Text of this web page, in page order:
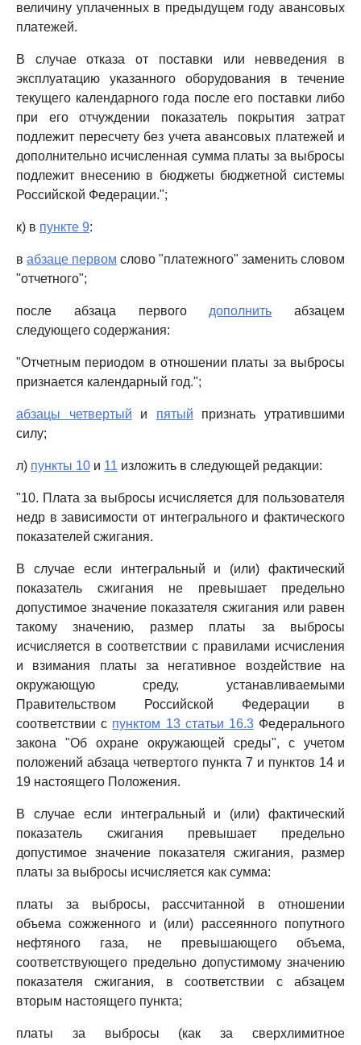
величину уплаченных в предыдущем году авансовых
платежей.
В случае отказа от поставки или невведения в
эксплуатацию указанного оборудования в течение
текущего календарного года после его поставки либо
при его отчуждении показатель покрытия затрат
подлежит пересчету без учета авансовых платежей и
дополнительно исчисленная сумма платы за выбросы
подлежит внесению в бюджеты бюджетной системы
Российской Федерации.";
к) в пункте 9:
в абзаце первом слово "платежного" заменить словом
"отчетного";
после абзаца первого дополнить абзацем
следующего содержания:
"Отчетным периодом в отношении платы за выбросы
признается календарный год.";
абзацы четвертый и пятый признать утратившими
силу;
л) пункты 10 и 11 изложить в следующей редакции:
"10. Плата за выбросы исчисляется для пользователя
недр в зависимости от интегрального и фактического
показателей сжигания.
В случае если интегральный и (или) фактический
показатель сжигания не превышает предельно
допустимое значение показателя сжигания или равен
такому значению, размер платы за выбросы
исчисляется в соответствии с правилами исчисления
и взимания платы за негативное воздействие на
окружающую среду, устанавливаемыми
Правительством Российской Федерации в
соответствии с пунктом 13 статьи 16.3Федерального
закона "Об охране окружающей среды", с учетом
положений абзаца четвертого пункта 7 и пунктов 14 и
19 настоящего Положения.
В случае если интегральный и (или) фактический
показатель сжигания превышает предельно
допустимое значение показателя сжигания, размер
платы за выбросы исчисляется как сумма:
платы за выбросы, рассчитанной в отношении
объема сожженного и (или) рассеянного попутного
нефтяного газа, не превышающего объема,
соответствующего предельно допустимому значению
показателя сжигания, в соответствии с абзацем
вторым настоящего пункта;
платы за выбросы (как за сверхлимитное